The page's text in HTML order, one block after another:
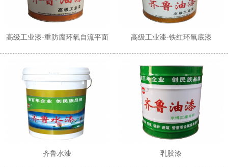
高级工业漆-重防腐环氧自流平面
高级工业漆-铁红环氧底漆
齐鲁水漆 乳胶漆